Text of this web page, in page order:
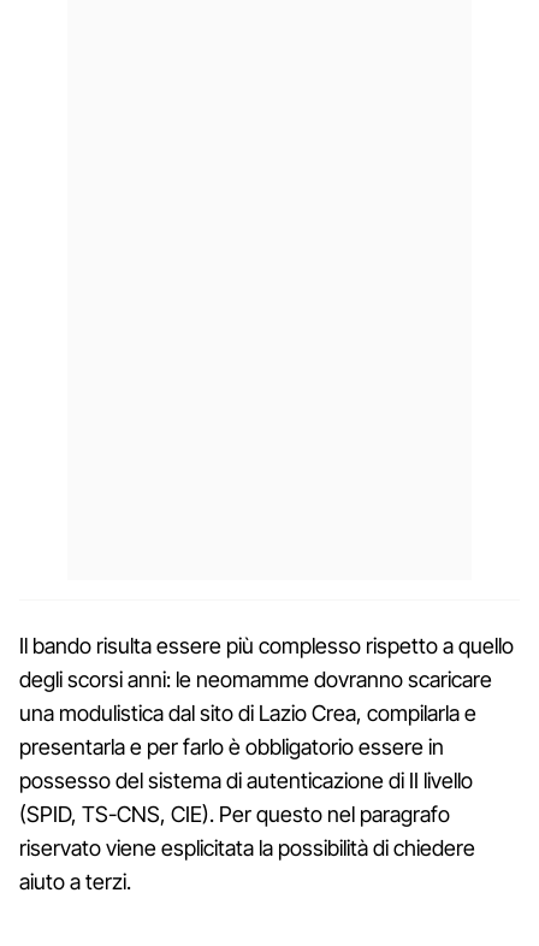
Il bando risulta essere più complesso rispetto a quello
degli scorsi anni: le neomamme dovranno scaricare
una modulistica dal sito di Lazio Crea, compilarla e
presentarla e per farlo è obbligatorio essere in
possesso del sistema di autenticazione di II livello
(SPID, TS-CNS, CIE). Per questo nel paragrafo
riservato viene esplicitata la possibilità di chiedere
aiuto a terzi.